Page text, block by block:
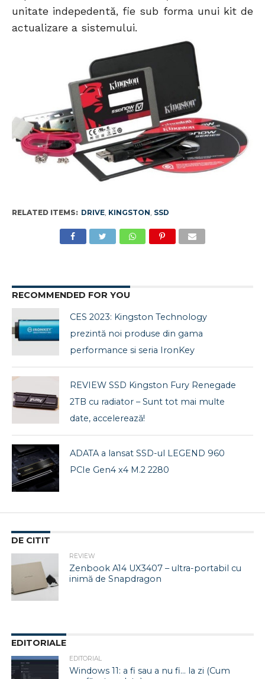
unitate indepedentă, fie sub forma unui kit de
actualizare a sistemului.
RELATED ITEMS: DRIVE, KINGSTON SSD
RECOMMENDED FOR YOU
CES 2023: Kingston Technology
prezintă noi produse din gama
performance si seria IronKey
REVIEW SSD Kingston Fury Renegade
2TB cu radiator – Sunt tot mai multe
date, accelerează!
ADATA a lansat SSD-ul LEGEND 960
PCIe Gen4 x4 M.2 2280
DE CITIT
REVIEW
Zenbook A14 UX3407 – ultra-portabil cu
inimă de Snapdragon
EDITORIALE
EDITORIAL
Windows 11: a fi sau a nu fi… la zi (Cum